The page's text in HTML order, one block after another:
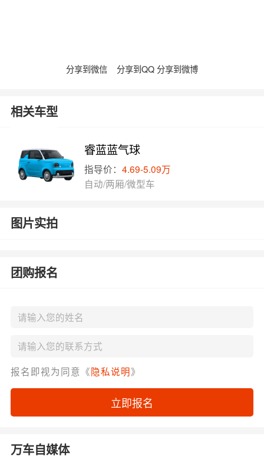
分享到微信 分享到QQ 分享到微博
相关车型
睿蓝蓝气球
指导价：4.69-5.09万
自动/两厢/微型车
图片实拍
团购报名
报名即视为同意《隐私说明》
立即报名
万车自媒体